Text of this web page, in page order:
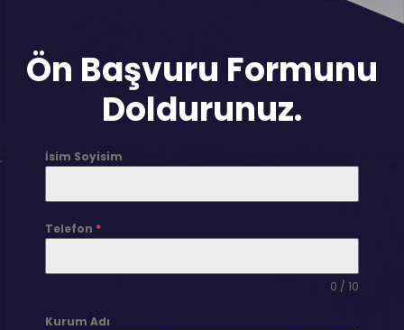
Ön Başvuru Formunu
Doldurunuz.
İsim Soyisim
Telefon *
0 / 10
Kurum Adı